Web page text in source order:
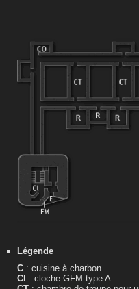
Légende
C : cuisine à charbon
Cl : cloche GFM type A